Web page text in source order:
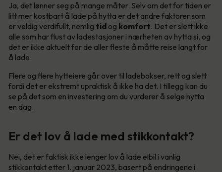
Ja, det lønner seg på mange måter. Selv om det for tiden er
litt mer kostbart å lade på hytta er det andre faktorer som
er veldig verdifullt, nemlig tid og komfort. Det er slett ikke
alle som har flust av ladestasjoner i nærheten av hytta si, og
det er ikke aktuelt for de aller fleste å måtte reise langt for
å lade.
Flere og flere hytteiere går over til ladebokser, rett og slett
fordi det er ekstremt upraktisk å ikke ha det. I tillegg kan du
se på det som en investering om du vurderer å selge hytta
en dag.
Er det lov å lade med stikkontakt?
Nei, det er faktisk ikke lenger lov å lade elbil i vanlig
stikkontakt etter 1. januar 2023, basert på endringene i